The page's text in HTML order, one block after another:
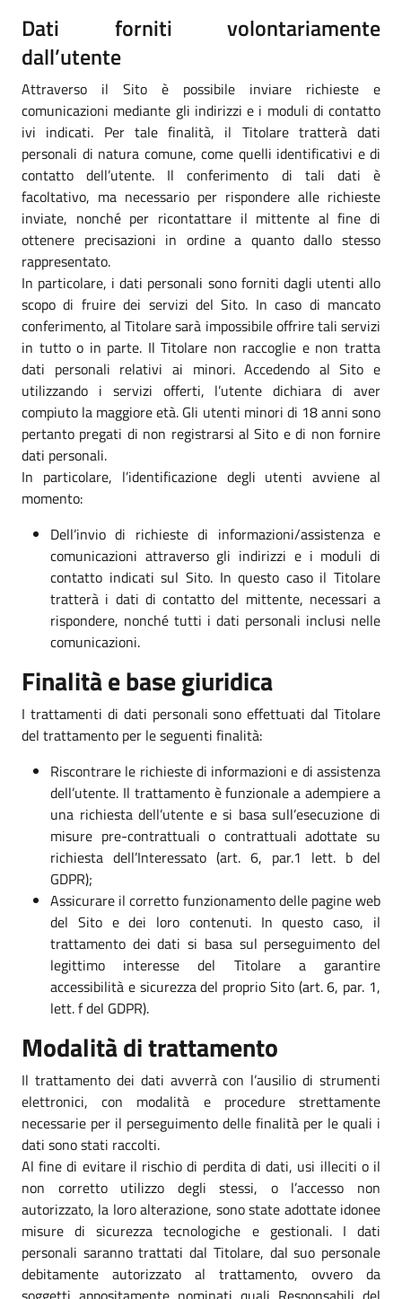
Dati forniti volontariamente
dall’utente
Attraverso il Sito è possibile inviare richieste e
comunicazioni mediante gli indirizzi e i moduli di contatto
ivi indicati. Per tale finalità, il Titolare tratterà dati
personali di natura comune, come quelli identificativi e di
contatto dell’utente. Il conferimento di tali dati è
facoltativo, ma necessario per rispondere alle richieste
inviate, nonché per ricontattare il mittente al fine di
ottenere precisazioni in ordine a quanto dallo stesso
rappresentato.
In particolare, i dati personali sono forniti dagli utenti allo
scopo di fruire dei servizi del Sito. In caso di mancato
conferimento, al Titolare sarà impossibile offrire tali servizi
in tutto o in parte. Il Titolare non raccoglie e non tratta
dati personali relativi ai minori. Accedendo al Sito e
utilizzando i servizi offerti, l’utente dichiara di aver
compiuto la maggiore età. Gli utenti minori di 18 anni sono
pertanto pregati di non registrarsi al Sito e di non fornire
dati personali.
In particolare, l’identificazione degli utenti avviene al
momento:
Dell’invio di richieste di informazioni/assistenza e
comunicazioni attraverso gli indirizzi e i moduli di
contatto indicati sul Sito. In questo caso il Titolare
tratterà i dati di contatto del mittente, necessari a
rispondere, nonché tutti i dati personali inclusi nelle
comunicazioni.
Finalità e base giuridica
I trattamenti di dati personali sono effettuati dal Titolare
del trattamento per le seguenti finalità:
Riscontrare le richieste di informazioni e di assistenza
dell’utente. Il trattamento è funzionale a adempiere a
una richiesta dell’utente e si basa sull’esecuzione di
misure pre-contrattuali o contrattuali adottate su
richiesta dell’Interessato (art. 6, par.1 lett. b del
GDPR);
Assicurare il corretto funzionamento delle pagine web
del Sito e dei loro contenuti. In questo caso, il
trattamento dei dati si basa sul perseguimento del
legittimo interesse del Titolare a garantire
accessibilità e sicurezza del proprio Sito (art. 6, par. 1,
lett. f del GDPR).
Modalità di trattamento
Il trattamento dei dati avverrà con l’ausilio di strumenti
elettronici, con modalità e procedure strettamente
necessarie per il perseguimento delle finalità per le quali i
dati sono stati raccolti.
Al fine di evitare il rischio di perdita di dati, usi illeciti o il
non corretto utilizzo degli stessi, o l’accesso non
autorizzato, la loro alterazione, sono state adottate idonee
misure di sicurezza tecnologiche e gestionali. I dati
personali saranno trattati dal Titolare, dal suo personale
debitamente autorizzato al trattamento, ovvero da